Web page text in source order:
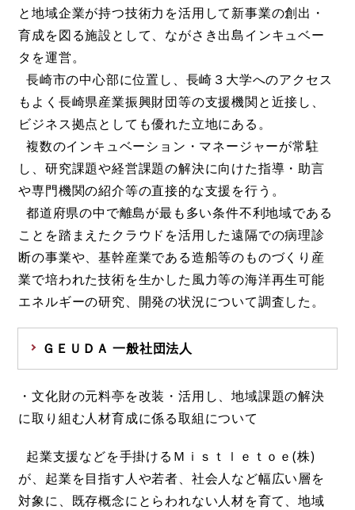
と地域企業が持つ技術力を活用して新事業の創出・
育成を図る施設として、ながさき出島インキュベー
タを運営。
長崎市の中心部に位置し、長崎３大学へのアクセス
もよく長崎県産業振興財団等の支援機関と近接し、
ビジネス拠点としても優れた立地にある。
複数のインキュベーション・マネージャーが常駐
し、研究課題や経営課題の解決に向けた指導・助言
や専門機関の紹介等の直接的な支援を行う。
都道府県の中で離島が最も多い条件不利地域である
ことを踏まえたクラウドを活用した遠隔での病理診
断の事業や、基幹産業である造船等のものづくり産
業で培われた技術を生かした風力等の海洋再生可能
エネルギーの研究、開発の状況について調査した。
ＧＥＵＤＡ 一般社団法人
・文化財の元料亭を改装・活用し、地域課題の解決
に取り組む人材育成に係る取組について
起業支援などを手掛けるＭｉｓｔｌｅｔｏｅ(株)
が、起業を目指す人や若者、社会人など幅広い層を
対象に、既存概念にとらわれない人材を育て、地域